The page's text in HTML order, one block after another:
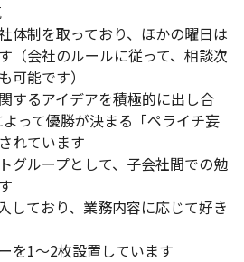
体制を取っており、ほかの曜日は
（会社のルールに従って、相談次
可能です）
するアイデアを積極的に出し合
って優勝が決まる「ペライチ妄
れています
グループとして、子会社間での勉
しており、業務内容に応じて好き
を1～2枚設置しています